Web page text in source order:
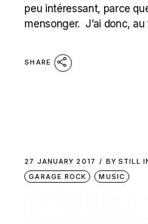
peu intéressant, parce
mensonger. J’ai donc, au
SHARE
27 JANUARY 2017 BY STILL
GARAGE ROCK
MUSIC